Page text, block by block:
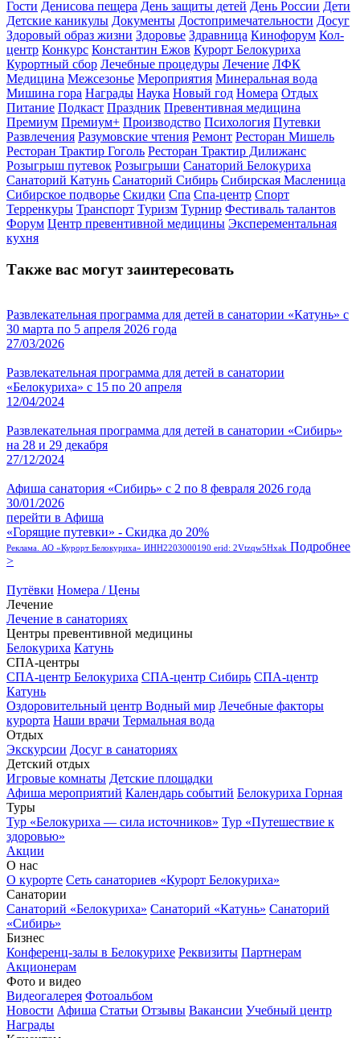
Гости Денисова пещера День защиты детей День России Дети
Детские каникулы Документы Достопримечательности Досуг
Здоровый образ жизни Здоровье Здравница Кинофорум Кол-
центр Конкурс Константин Ежов Курорт Белокуриха
Курортный сбор Лечебные процедуры Лечение ЛФК
Медицина Межсезонье Мероприятия Минеральная вода
Мишина гора Награды Наука Новый год Номера Отдых
Питание Подкаст Праздник Превентивная медицина
Премиум Премиум+ Производство Психология Путевки
Развлечения Разумовские чтения Ремонт Ресторан Мишель
Ресторан Трактир Гоголь Ресторан Трактир Дилижанс
Розыгрыш путевок Розыгрыши Санаторий Белокуриха
Санаторий Катунь Санаторий Сибирь Сибирская Масленица
Сибирское подворье Скидки Спа Спа-центр Спорт
Терренкуры Транспорт Туризм Турнир Фестиваль талантов
Форум Центр превентивной медицины Эксперементальная
кухня
Также вас могут заинтересовать
Развлекательная программа для детей в санатории «Катунь» с
30 марта по 5 апреля 2026 года
27/03/2026
Развлекательная программа для детей в санатории
«Белокуриха» с 15 по 20 апреля
12/04/2024
Развлекательная программа для детей в санатории «Сибирь»
на 28 и 29 декабря
27/12/2024
Афиша санатория «Сибирь» с 2 по 8 февраля 2026 года
30/01/2026
перейти в Афиша
«Горящие путевки» - Скидка до 20%
Реклама. АО «Курорт Белокуриха» ИНН2203000190 erid: 2Vtzqw5Hxak Подробнее
>
Путёвки Номера / Цены
Лечение
Лечение в санаториях
Центры превентивной медицины
Белокуриха Катунь
СПА-центры
СПА-центр Белокуриха СПА-центр Сибирь СПА-центр
Катунь
Оздоровительный центр Водный мир Лечебные факторы
курорта Наши врачи Термальная вода
Отдых
Экскурсии Досуг в санаториях
Детский отдых
Игровые комнаты Детские площадки
Афиша мероприятий Календарь событий Белокуриха Горная
Туры
Тур «Белокуриха — сила источников» Тур «Путешествие к
здоровью»
Акции
О нас
О курорте Сеть санаториев «Курорт Белокуриха»
Санатории
Санаторий «Белокуриха» Санаторий «Катунь» Санаторий
«Сибирь»
Бизнес
Конференц-залы в Белокурихе Реквизиты Партнерам
Акционерам
Фото и видео
Видеогалерея Фотоальбом
Новости Афиша Статьи Отзывы Вакансии Учебный центр
Награды